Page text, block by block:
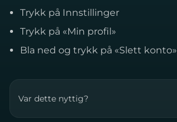
Trykk på Innstillinger
Trykk på «Min profil»
Bla ned og trykk på «Slett konto»
Var dette nyttig?